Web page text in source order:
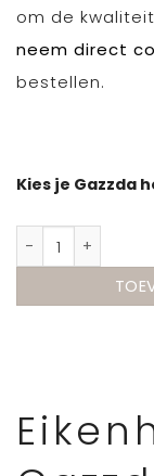
om de
neem direct
bestellen.
Kies je Gazzda
Gazzda Fawn